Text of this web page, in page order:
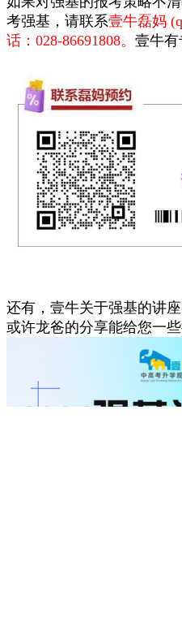
考强基，请联系壹牛磊妈
话：028-86691808。 壹牛有
还有，壹牛关于强基的讲
或许龙爸的分享能给您一些